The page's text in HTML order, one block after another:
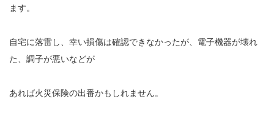
ます。
自宅に落雷し、幸い損傷は確認できなかったが、電子機器が壊れ
た、調子が悪いなどが
あれば火災保険の出番かもしれません。